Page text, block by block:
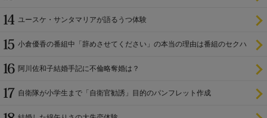
ユースケ・サンタマリアが語るうつ体験
小倉優香の番組中「辞めさせてください」の本当の理由は番組のセクハ
阿川佐和子結婚手記に不倫略奪婚は？
自衛隊が小学生まで「自衛官勧誘」目的のパンフレット作成